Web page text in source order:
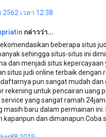
เวลา 12:38
กล่าวว่า...
beberapa situs
sehingga situs-situs ini
dan menjadi situs
situs judi online terbaik dengan
pun sangat mudah
rekening untuk pencairan uang
yang sangat ramah
masih baru dalam permainan
kapanpun dan dimanapun.Coba